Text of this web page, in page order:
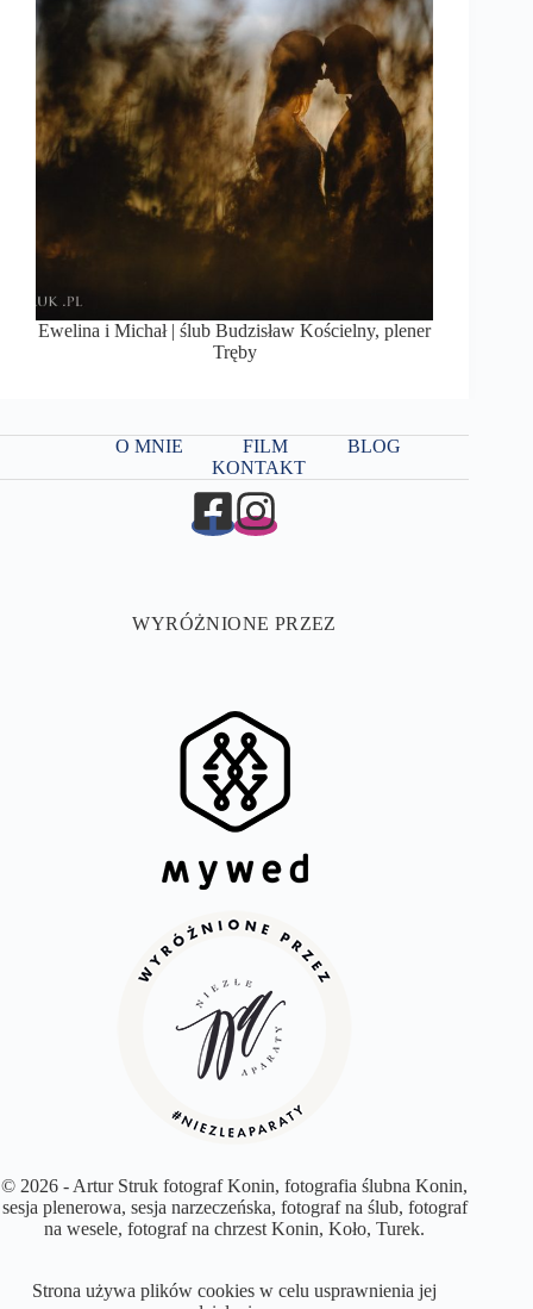
Ewelina i Michał | ślub Budzisław Kościelny, plener
Tręby
O MNIE FILM
BLOG
KONTAKT
WYRÓŻNIONE PRZEZ
© 2026 - Artur Struk fotograf Konin, fotografia ślubna Konin,
sesja plenerowa, sesja narzeczeńska, fotograf na ślub, fotograf
na wesele, fotograf na chrzest Konin, Koło, Turek.
Strona używa plików cookies w celu usprawnienia jej